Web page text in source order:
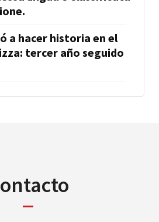
a hacer historia en el
tercer año seguido